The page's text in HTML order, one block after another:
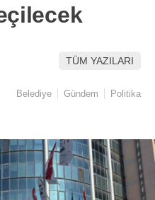
TÜM YAZILARI
Belediye Gündem Politika